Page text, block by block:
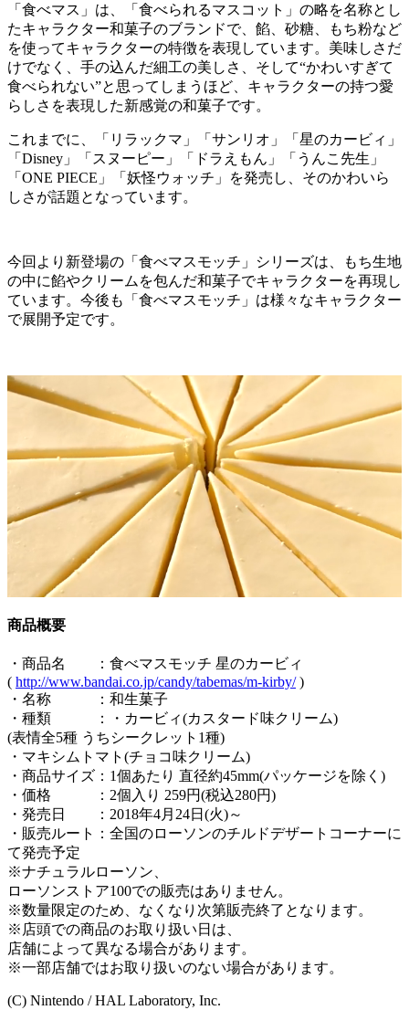
「食べマス」は、「食べられるマスコット」の略を名称とし
たキャラクター和菓子のブランドで、餡、砂糖、もち粉など
を使ってキャラクターの特徴を表現しています。美味しさだ
けでなく、手の込んだ細工の美しさ、そして“かわいすぎて
食べられない”と思ってしまうほど、キャラクターの持つ愛
らしさを表現した新感覚の和菓子です。
これまでに、「リラックマ」「サンリオ」「星のカービィ」
「Disney」「スヌーピー」「ドラえもん」「うんこ先生」
「ONE PIECE」「妖怪ウォッチ」を発売し、そのかわいら
しさが話題となっています。
今回より新登場の「食べマスモッチ」シリーズは、もち生地
の中に餡やクリームを包んだ和菓子でキャラクターを再現し
ています。今後も「食べマスモッチ」は様々なキャラクター
で展開予定です。
商品概要
・商品名 ：食べマスモッチ 星のカービィ
( http://www.bandai.co.jp/candy/tabemas/m-kirby/)
・名称 ：和生菓子
・種類 ：・カービィ(カスタード味クリーム)
(表情全5種 うちシークレット1種)
・マキシムトマト(チョコ味クリーム)
・商品サイズ：1個あたり 直径約45mm(パッケージを除く)
・価格 ：2個入り 259円(税込280円)
・発売日 ：2018年4月24日(火)～
・販売ルート：全国のローソンのチルドデザートコーナーに
て発売予定
※ナチュラルローソン、
ローソンストア100での販売はありません。
※数量限定のため、なくなり次第販売終了となります。
※店頭での商品のお取り扱い日は、
店舗によって異なる場合があります。
※一部店舗ではお取り扱いのない場合があります。
(C) Nintendo / HAL Laboratory, Inc.